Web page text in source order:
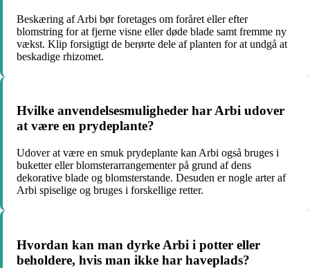
Beskæring af Arbi bør foretages om foråret eller efter
blomstring for at fjerne visne eller døde blade samt fremme ny
vækst. Klip forsigtigt de berørte dele af planten for at undgå at
beskadige rhizomet.
Hvilke anvendelsesmuligheder har Arbi udover
at være en prydeplante?
Udover at være en smuk prydeplante kan Arbi også bruges i
buketter eller blomsterarrangementer på grund af dens
dekorative blade og blomsterstande. Desuden er nogle arter af
Arbi spiselige og bruges i forskellige retter.
Hvordan kan man dyrke Arbi i potter eller
beholdere, hvis man ikke har haveplads?